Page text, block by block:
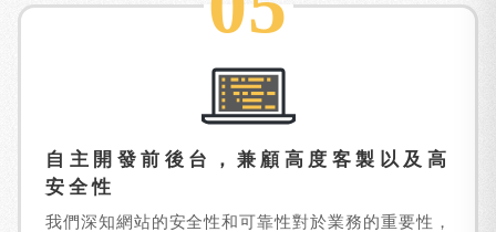
自主開發前後台，兼顧高度客製以及高
安全性
我們深知網站的安全性和可靠性對於業務的重要性，